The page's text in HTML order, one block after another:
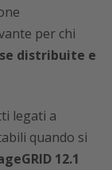
per chi
distribuite e
legati a
quando si
12.1